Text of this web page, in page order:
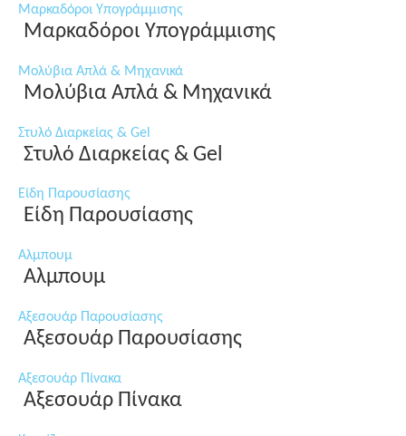
Μαρκαδόροι Υπογράμμισης
Μαρκαδόροι Υπογράμμισης
Μολύβια Απλά & Μηχανικά
Μολύβια Απλά & Μηχανικά
Στυλό Διαρκείας & Gel
Στυλό Διαρκείας & Gel
Είδη Παρουσίασης
Είδη Παρουσίασης
Αλμπουμ
Αλμπουμ
Αξεσουάρ Παρουσίασης
Αξεσουάρ Παρουσίασης
Αξεσουάρ Πίνακα
Αξεσουάρ Πίνακα